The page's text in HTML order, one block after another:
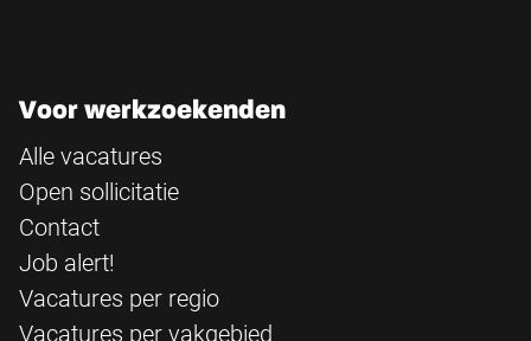
Voor werkzoekenden
Alle vacatures
Open sollicitatie
Contact
Job alert!
Vacatures per regio
Vacatures per vakgebied